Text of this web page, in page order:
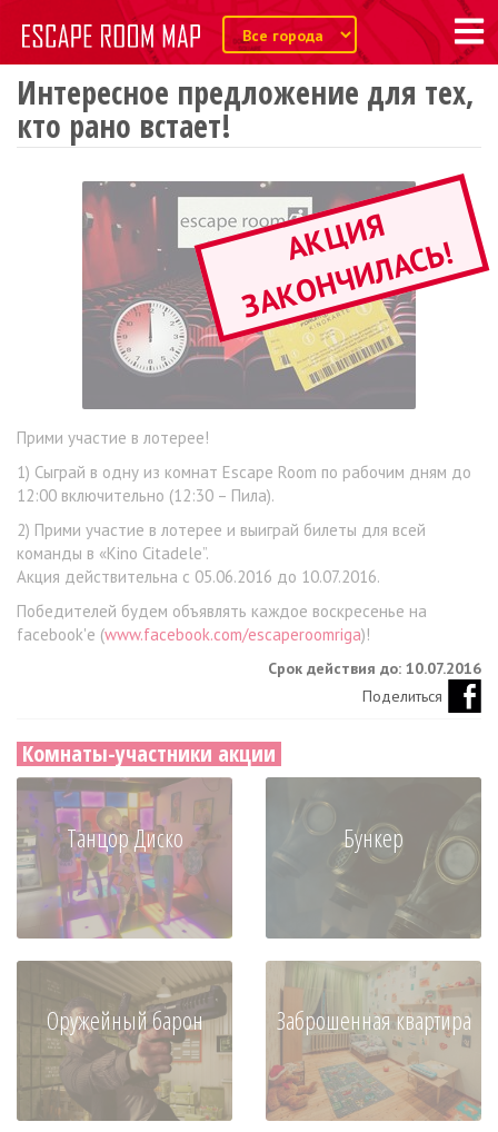
Интересное предложение для тех,
кто рано встает!
А
К
Ц
И
Я
З
А
К
О
Н
Ч
И
Л
А
С
Ь
!
Прими участие в лотерее!
1) Сыграй в одну из комнат Escape Room по рабочим дням до
12:00 включительно (12:30 – Пила).
2) Прими участие в лотерее и выиграй билеты для всей
команды в «Kino Citadele”.
Акция действительна с 05.06.2016 до 10.07.2016.
Победителей будем объявлять каждое воскресенье на
facebook'е (www.facebook.com/escaperoomriga)!
Срок действия до: 10.07.2016
Поделиться
Комнаты-участники акции
Танцор Диско Бункер
Оружейный барон Заброшенная квартира